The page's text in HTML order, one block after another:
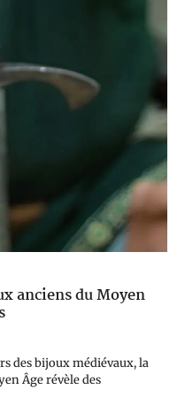
anciens du Moyen
des bijoux médiévaux, la
Âge révèle des